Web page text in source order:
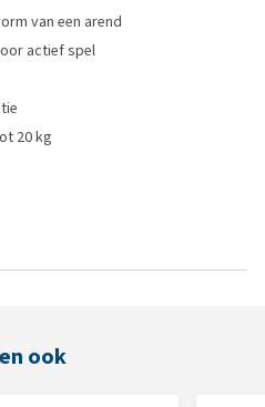
van een arend
actief spel
20 kg
ook